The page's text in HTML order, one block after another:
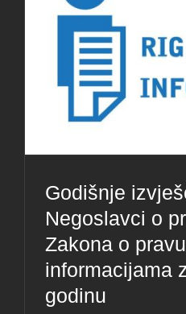
Godišnje
Negoslavci o
Zakona o
informacijama
godinu